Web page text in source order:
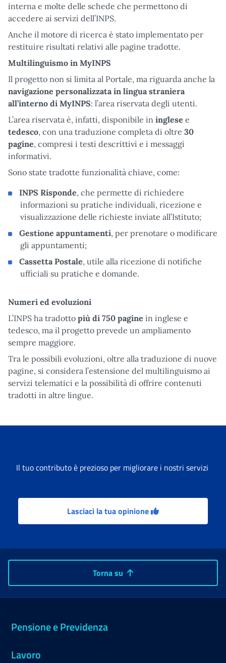
interna e molte delle schede che permettono di
accedere ai servizi dell’INPS.
Anche il motore di ricerca è stato implementato per
restituire risultati relativi alle pagine tradotte.
Multilinguismo in MyINPS
Il progetto non si limita al Portale, ma riguarda anche la
navigazione personalizzata in lingua straniera
all’interno di MyINPS: l’area riservata degli utenti.
L’area riservata è, infatti, disponibile in inglese e
tedesco, con una traduzione completa di oltre 30
pagine, compresi i testi descrittivi e i messaggi
informativi.
Sono state tradotte funzionalità chiave, come:
INPS Risponde, che permette di richiedere
informazioni su pratiche individuali, ricezione e
visualizzazione delle richieste inviate all’Istituto;
Gestione appuntamenti, per prenotare o modificare
gli appuntamenti;
Cassetta Postale, utile alla ricezione di notifiche
ufficiali su pratiche e domande.
Numeri ed evoluzioni
L’INPS ha tradotto più di 750 pagine in inglese e
tedesco, ma il progetto prevede un ampliamento
sempre maggiore.
Tra le possibili evoluzioni, oltre alla traduzione di nuove
pagine, si considera l’estensione del multilinguismo ai
servizi telematici e la possibilità di offrire contenuti
tradotti in altre lingue.
Il tuo contributo è prezioso per migliorare i nostri servizi
Lasciaci la tua opinione
Torna su
Pensione e Previdenza
Lavoro